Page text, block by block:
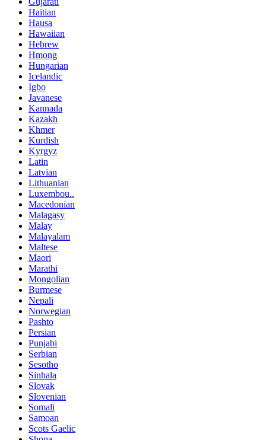
Haitian
Hausa
Hawaiian
Hebrew
Hmong
Hungarian
Icelandic
Igbo
Javanese
Kannada
Kazakh
Khmer
Kurdish
Kyrgyz
Latin
Latvian
Lithuanian
Luxembou..
Macedonian
Malagasy
Malay
Malayalam
Maltese
Maori
Marathi
Mongolian
Burmese
Nepali
Norwegian
Pashto
Persian
Punjabi
Serbian
Sesotho
Sinhala
Slovak
Slovenian
Somali
Samoan
Scots Gaelic